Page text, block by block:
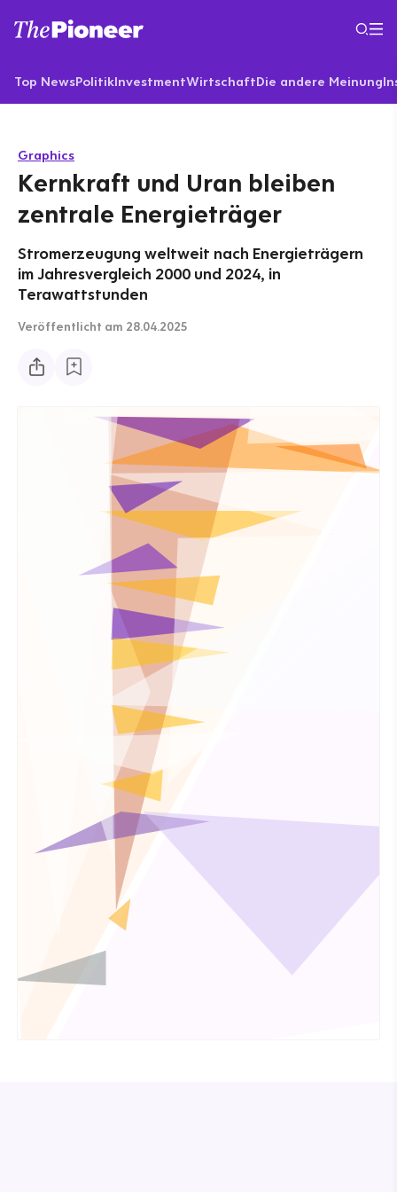
Top NewsPolitikInvestmentWirtschaftDie andere Meinung
Graphics
Kernkraft und Uran bleiben
zentrale Energieträger
Stromerzeugung weltweit nach Energieträgern
im Jahresvergleich 2000 und 2024, in
Terawattstunden
Veröffentlicht am 28.04.2025